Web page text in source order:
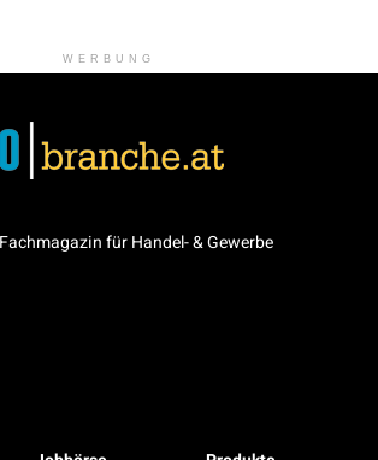
WERBUNG
für Handel- & Gewerbe